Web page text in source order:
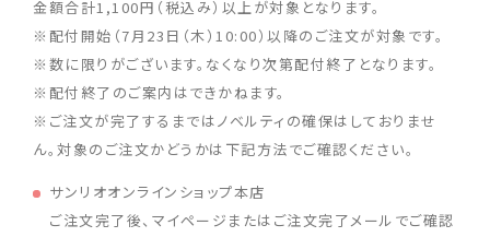
金額合計1,100円（税込み）以上が対象となります。
※配付開始（7月23日（木）10:00）以降のご注文が対象です。
※数に限りがございます。なくなり次第配付終了となります。
※配付終了のご案内はできかねます。
※ご注文が完了するまではノベルティの確保はしておりませ
ん。対象のご注文かどうかは下記方法でご確認ください。
サンリオオンラインショップ本店
ご注文完了後、マイページまたはご注文完了メールでご確認